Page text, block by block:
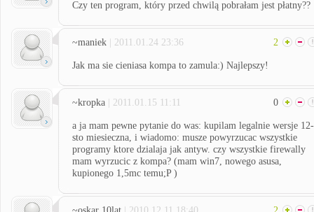
Czy ten program, który przed chwilą pobrałam jest płatny??
~maniek | 2011.01.24 23:36 2
Jak ma sie cieniasa kompa to zamula:) Najlepszy!
~kropka | 2011.01.15 11:11 0
a ja mam pewne pytanie do was: kupilam legalnie wersje 12-
sto miesieczna, i wiadomo: musze powyrzucac wszystkie
programy ktore dzialaja jak antyw. czy wszystkie firewally
mam wyrzucic z kompa? (mam win7, nowego asusa,
kupionego 1,5mc temu;P )